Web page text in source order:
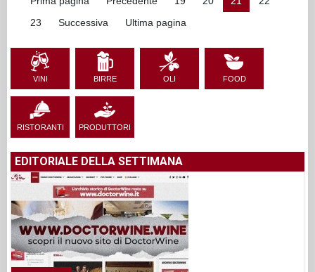
23
Successiva Ultima pagina
VINI BIRRE OLI FOOD
RISTORANTI PRODUTTORI
EDITORIALE DELLA SETTIMANA